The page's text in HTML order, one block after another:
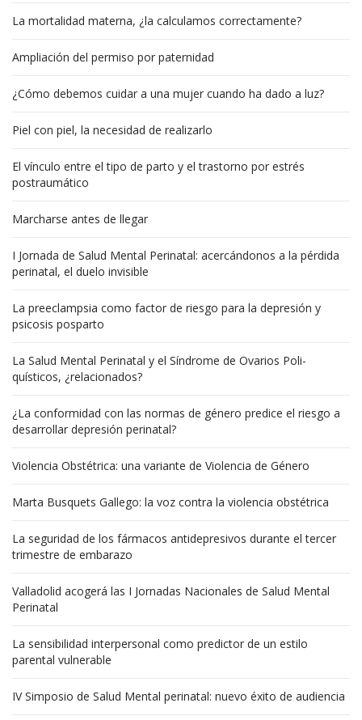
La mortalidad materna, ¿la calculamos correctamente?
Ampliación del permiso por paternidad
¿Cómo debemos cuidar a una mujer cuando ha dado a luz?
Piel con piel, la necesidad de realizarlo
El vínculo entre el tipo de parto y el trastorno por estrés
postraumático
Marcharse antes de llegar
I Jornada de Salud Mental Perinatal: acercándonos a la pérdida
perinatal, el duelo invisible
La preeclampsia como factor de riesgo para la depresión y
psicosis posparto
La Salud Mental Perinatal y el Síndrome de Ovarios Poli-
quísticos, ¿relacionados?
¿La conformidad con las normas de género predice el riesgo a
desarrollar depresión perinatal?
Violencia Obstétrica: una variante de Violencia de Género
Marta Busquets Gallego: la voz contra la violencia obstétrica
La seguridad de los fármacos antidepresivos durante el tercer
trimestre de embarazo
Valladolid acogerá las I Jornadas Nacionales de Salud Mental
Perinatal
La sensibilidad interpersonal como predictor de un estilo
parental vulnerable
IV Simposio de Salud Mental perinatal: nuevo éxito de audiencia